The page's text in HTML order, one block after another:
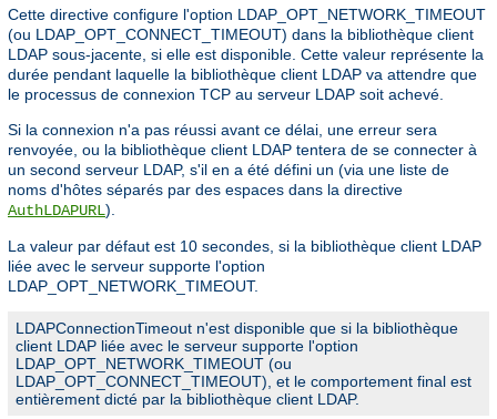
Cette directive configure l'option LDAP_OPT_NETWORK_TIMEOUT
(ou LDAP_OPT_CONNECT_TIMEOUT) dans la bibliothèque client
LDAP sous-jacente, si elle est disponible. Cette valeur représente la
durée pendant laquelle la bibliothèque client LDAP va attendre que
le processus de connexion TCP au serveur LDAP soit achevé.
Si la connexion n'a pas réussi avant ce délai, une erreur sera
renvoyée, ou la bibliothèque client LDAP tentera de se connecter à
un second serveur LDAP, s'il en a été défini un (via une liste de
noms d'hôtes séparés par des espaces dans la directive
AuthLDAPURL).
La valeur par défaut est 10 secondes, si la bibliothèque client LDAP
liée avec le serveur supporte l'option
LDAP_OPT_NETWORK_TIMEOUT.
LDAPConnectionTimeout n'est disponible que si la bibliothèque
client LDAP liée avec le serveur supporte l'option
LDAP_OPT_NETWORK_TIMEOUT (ou
LDAP_OPT_CONNECT_TIMEOUT), et le comportement final est
entièrement dicté par la bibliothèque client LDAP.